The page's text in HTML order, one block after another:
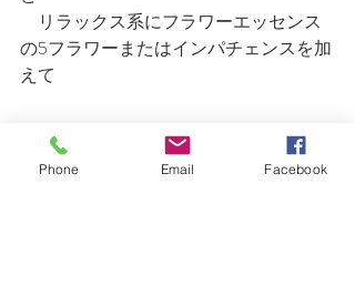
リラックス系にフラワーエッセンス
の5フラワーまたはインパチェンスを加
えて
Phone Email Facebook